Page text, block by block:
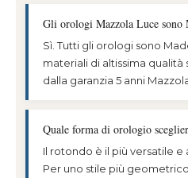
Gli orologi Mazzola Luce sono
Sì. Tutti gli orologi sono
materiali di altissima
dalla garanzia 5 anni
Quale forma di orologio
Il rotondo è il più versatile
Per uno stile più